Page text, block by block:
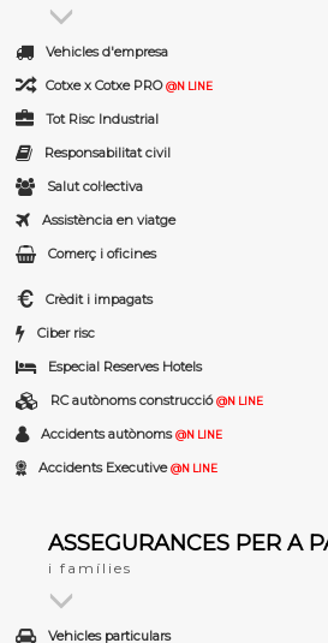
Vehicles d'empresa
Cotxe x Cotxe PRO@N LINE
Tot Risc Industrial
Responsabilitat civil
Salut col·lectiva
Assistència en viatge
Comerç i oficines
Crèdit i impagats
Ciber risc
Especial Reserves Hotels
RC autònoms construcció@N LINE
Accidents autònoms@N LINE
Accidents Executive@N LINE
ASSEGURANCES PER A
i famílies
Vehicles particulars